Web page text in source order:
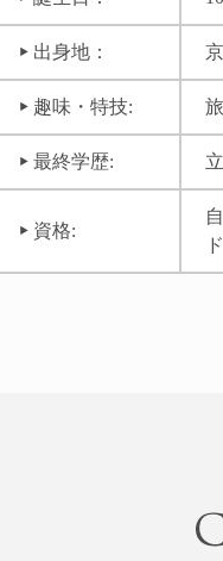
出身地：
趣味・特技:
最終学歴:
資格: